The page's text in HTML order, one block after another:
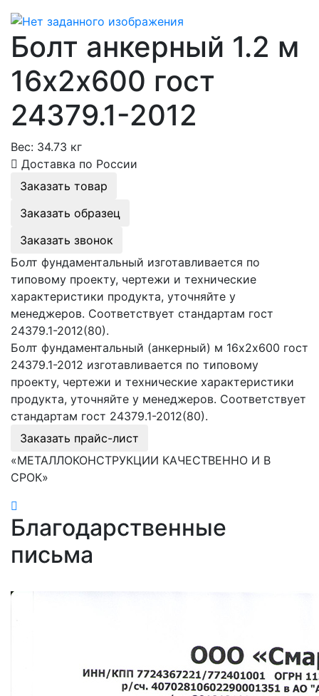
Болт анкерный 1.2 м
16х2х600 гост
24379.1-2012
Вес: 34.73 кг
Доставка по России
Заказать товар
Заказать образец
Заказать звонок
Болт фундаментальный изготавливается по
типовому проекту, чертежи и технические
характеристики продукта, уточняйте у
менеджеров. Соответствует стандартам гост
24379.1-2012(80).
Болт фундаментальный (анкерный) м 16х2х600 гост
24379.1-2012 изготавливается по типовому
проекту, чертежи и технические характеристики
продукта, уточняйте у менеджеров. Соответствует
стандартам гост 24379.1-2012(80).
Заказать прайс-лист
«МЕТАЛЛОКОНСТРУКЦИИ КАЧЕСТВЕННО И В
СРОК»
Благодарственные
письма